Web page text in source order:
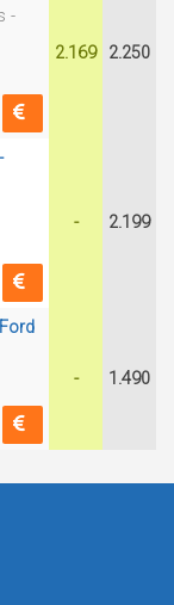
-
2.169 2.250
- 2.199
- 1.490